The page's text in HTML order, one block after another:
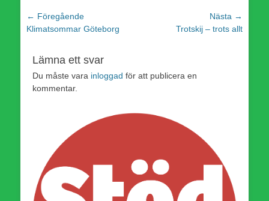
Inläggsnavigering
← Föregående
Föregående
Klimatsommar Göteborg
Nästa →
Trotskij – trots allt
Lämna ett svar
Du måste vara inloggad för att publicera en
kommentar.